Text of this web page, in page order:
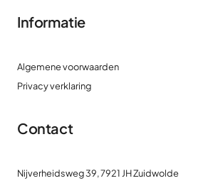
Informatie
Algemene voorwaarden
Privacy verklaring
Contact
Nijverheidsweg 39, 7921 JH Zuidwolde